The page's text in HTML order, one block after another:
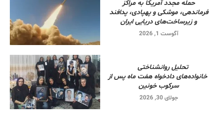
حمله مجدد آمریکا به مراکز
فرماندهی، موشکی و پهپادی، پدافند
و زیرساخت‌های دریایی ایران
آگوست 1, 2026
تحلیل روانشناختی
خانواده‌های دادخواه هفت ماه پس از
سرکوب خونین
جولای 30, 2026